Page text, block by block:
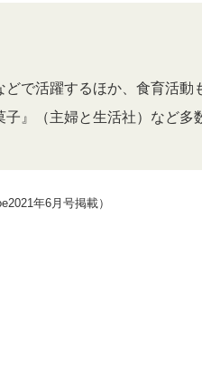
で活躍するほか、食育活動
』（主婦と生活社）など多
年6月号掲載）